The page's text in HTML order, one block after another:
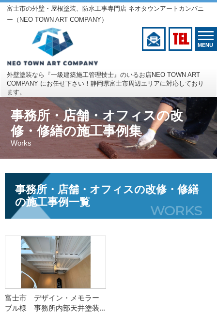
富士市の外壁・屋根塗装、防水工事専門店 ネオタウンアートカンパニ
ー（NEO TOWN ART COMPANY）
外壁塗装なら『一級建築施工管理技士』のいるお店NEO TOWN ART
COMPANY にお任せ下さい！静岡県富士市周辺エリアに対応しており
ます。
TEL MENU
事務所・店舗・オフィスの改
修・修繕の施工事例集
Works
事務所・店舗・オフィスの改修・修繕
の施工事例一覧
WORKS
富士市 デザイン・メモラー
ブル様 事務所内部天井塗装...